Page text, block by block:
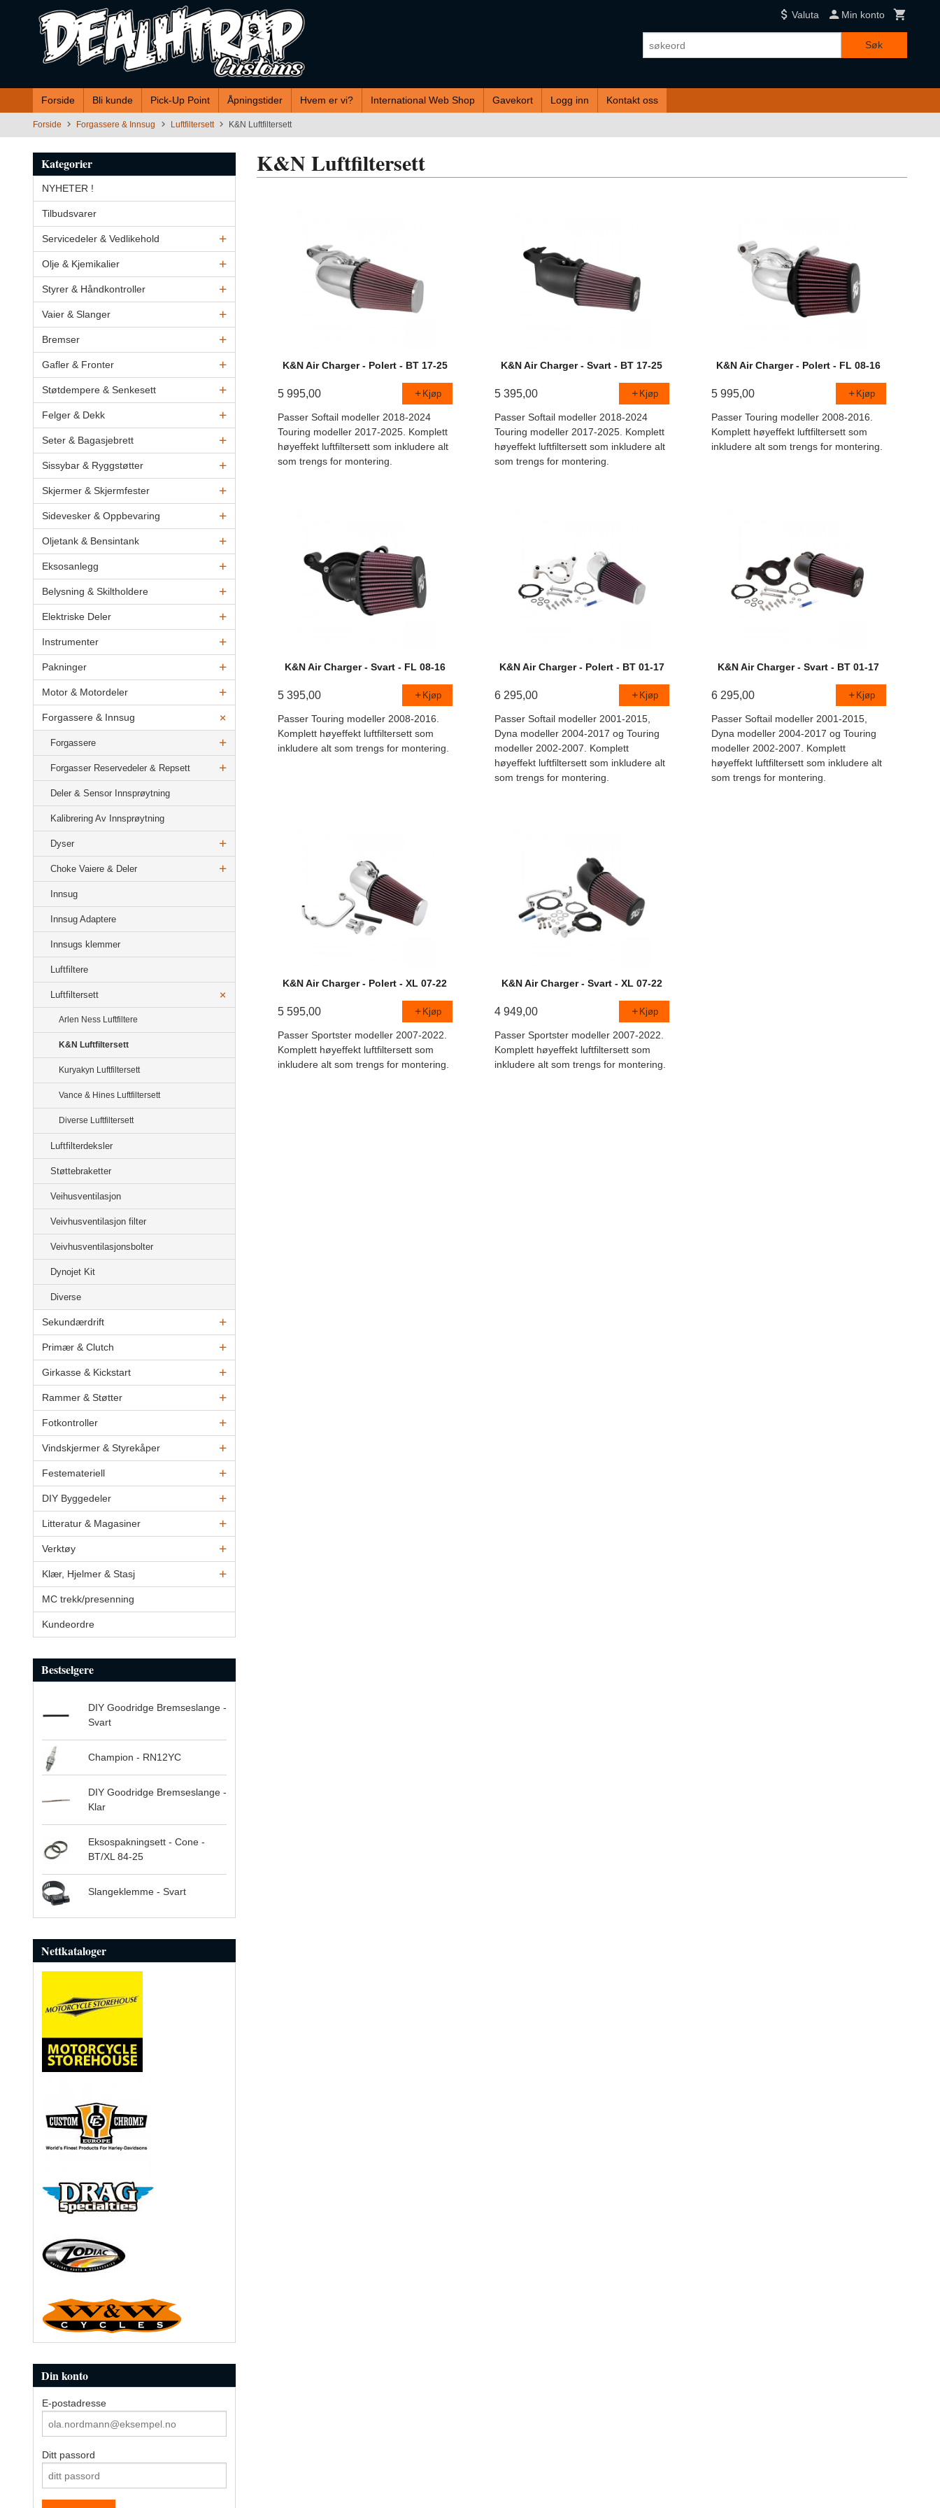
innholdet
Valuta Min konto
Søk
Forside Bli kunde Pick-Up Point Åpningstider Hvem er vi? International Web Shop Gavekort Logg inn Kontakt oss
Forside Forgassere & Innsug Luftfiltersett K&N Luftfiltersett
Kategorier
NYHETER !
Tilbudsvarer
Servicedeler & Vedlikehold
Olje & Kjemikalier
Styrer & Håndkontroller
Vaier & Slanger
Bremser
Gafler & Fronter
Støtdempere & Senkesett
Felger & Dekk
Seter & Bagasjebrett
Sissybar & Ryggstøtter
Skjermer & Skjermfester
Sidevesker & Oppbevaring
Oljetank & Bensintank
Eksosanlegg
Belysning & Skiltholdere
Elektriske Deler
Instrumenter
Pakninger
Motor & Motordeler
Forgassere & Innsug
Forgassere
Forgasser Reservedeler & Repsett
Deler & Sensor Innsprøytning
Kalibrering Av Innsprøytning
Dyser
Choke Vaiere & Deler
Innsug
Innsug Adaptere
Innsugs klemmer
Luftfiltere
Luftfiltersett
Arlen Ness Luftfiltere
K&N Luftfiltersett
Kuryakyn Luftfiltersett
Vance & Hines Luftfiltersett
Diverse Luftfiltersett
Luftfilterdeksler
Støttebraketter
Veihusventilasjon
Veivhusventilasjon filter
Veivhusventilasjonsbolter
Dynojet Kit
Diverse
Sekundærdrift
Primær & Clutch
Girkasse & Kickstart
Rammer & Støtter
Fotkontroller
Vindskjermer & Styrekåper
Festemateriell
DIY Byggedeler
Litteratur & Magasiner
Verktøy
Klær, Hjelmer & Stasj
MC trekk/presenning
Kundeordre
Bestselgere
DIY Goodridge Bremseslange -
Svart
Champion - RN12YC
DIY Goodridge Bremseslange -
Klar
Eksospakningsett - Cone -
BT/XL 84-25
Slangeklemme - Svart
Nettkataloger
Din konto
E-postadresse
Ditt passord
K&N Luftfiltersett
K&N Air Charger - Polert - BT 17-25
5 995,00 Kjøp
Passer Softail modeller 2018-2024
Touring modeller 2017-2025. Komplett
høyeffekt luftfiltersett som inkludere alt
som trengs for montering.
K&N Air Charger - Svart - BT 17-25
5 395,00 Kjøp
Passer Softail modeller 2018-2024
Touring modeller 2017-2025. Komplett
høyeffekt luftfiltersett som inkludere alt
som trengs for montering.
K&N Air Charger - Polert - FL 08-16
5 995,00 Kjøp
Passer Touring modeller 2008-2016.
Komplett høyeffekt luftfiltersett som
inkludere alt som trengs for montering.
K&N Air Charger - Svart - FL 08-16
5 395,00 Kjøp
Passer Touring modeller 2008-2016.
Komplett høyeffekt luftfiltersett som
inkludere alt som trengs for montering.
K&N Air Charger - Polert - BT 01-17
6 295,00 Kjøp
Passer Softail modeller 2001-2015,
Dyna modeller 2004-2017 og Touring
modeller 2002-2007. Komplett
høyeffekt luftfiltersett som inkludere alt
som trengs for montering.
K&N Air Charger - Svart - BT 01-17
6 295,00 Kjøp
Passer Softail modeller 2001-2015,
Dyna modeller 2004-2017 og Touring
modeller 2002-2007. Komplett
høyeffekt luftfiltersett som inkludere alt
som trengs for montering.
K&N Air Charger - Polert - XL 07-22
5 595,00 Kjøp
Passer Sportster modeller 2007-2022.
Komplett høyeffekt luftfiltersett som
inkludere alt som trengs for montering.
K&N Air Charger - Svart - XL 07-22
4 949,00 Kjøp
Passer Sportster modeller 2007-2022.
Komplett høyeffekt luftfiltersett som
inkludere alt som trengs for montering.